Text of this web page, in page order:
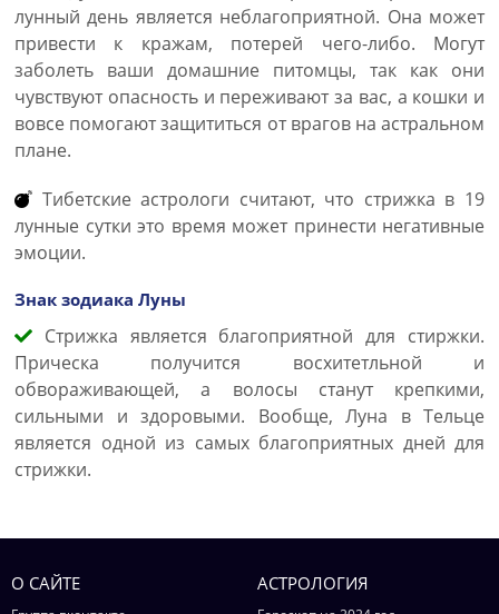
лунный день является неблагоприятной. Она может
привести к кражам, потерей чего-либо. Могут
заболеть ваши домашние питомцы, так как они
чувствуют опасность и переживают за вас, а кошки и
вовсе помогают защититься от врагов на астральном
плане.
Тибетские астрологи считают, что стрижка в 19
лунные сутки это время может принести негативные
эмоции.
Знак зодиака Луны
Стрижка является благоприятной для стиржки.
Прическа получится восхитетльной и
обвораживающей, а волосы станут крепкими,
сильными и здоровыми. Вообще, Луна в Тельце
является одной из самых благоприятных дней для
стрижки.
О САЙТЕ АСТРОЛОГИЯ